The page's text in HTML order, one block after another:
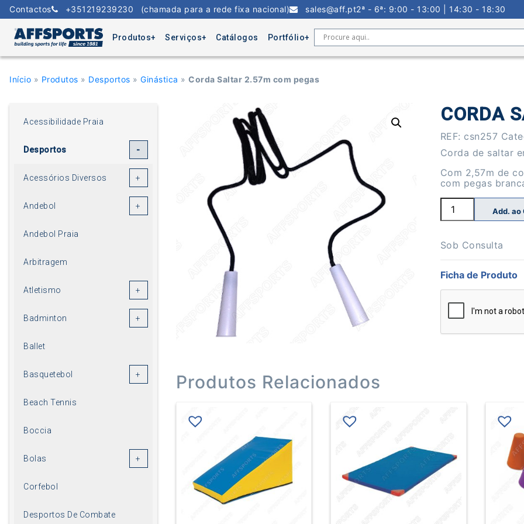
Skip
Contactos +351219239230 (chamada para a rede fixa nacional) sales@aff.pt2ª - 6ª: 9:00 - 13:00 | 14:30 - 18:30
Produtos Serviços Catálogos Portfólio
Início » Produtos » Desportos » Ginástica » Corda Saltar 2.57m com pegas
CORDA
REF: csn257
Corda de saltar
Com 2,57m de
com pegas
Quantidade
Corda
2.57m
Add. ao
Sob Consulta
Ficha de Produto
Produtos Relacionados
Acessibilidade Praia
Desportos
Acessórios Diversos
Andebol
Andebol Praia
Arbitragem
Atletismo
Badminton
Ballet
Basquetebol
Beach Tennis
Boccia
Bolas
Corfebol
Desportos De Combate